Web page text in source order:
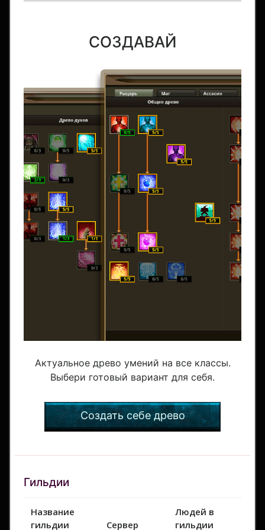
СОЗДАВАЙ
Актуальное древо умений на все классы.
Выбери готовый вариант для себя.
Создать себе древо
Гильдии
Название
гильдии
Сервер
Людей в
гильдии